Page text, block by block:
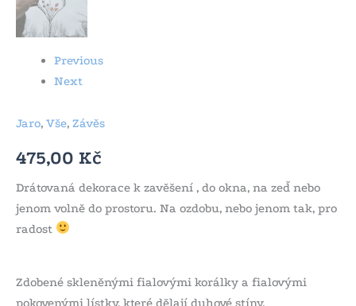
Previous
Next
Jaro, Vše, Závěs
475,00 Kč
Drátovaná dekorace k zavěšení , do okna, na zeď nebo
jenom volně do prostoru. Na ozdobu, nebo jenom tak, pro
radost
Zdobené skleněnými fialovými korálky a fialovými
pokovenými lístky, které dělají duhové stíny.